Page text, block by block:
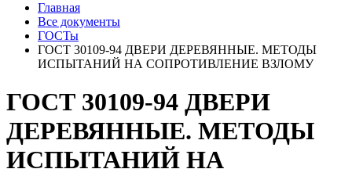
Главная
Все документы
ГОСТы
ГОСТ 30109-94 ДВЕРИ ДЕРЕВЯННЫЕ. МЕТОДЫ
ИСПЫТАНИЙ НА СОПРОТИВЛЕНИЕ ВЗЛОМУ
ГОСТ 30109-94 ДВЕРИ
ДЕРЕВЯННЫЕ. МЕТОДЫ
ИСПЫТАНИЙ НА